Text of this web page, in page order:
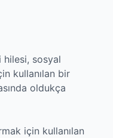
hilesi, sosyal
kullanılan bir
oldukça
için kullanılan